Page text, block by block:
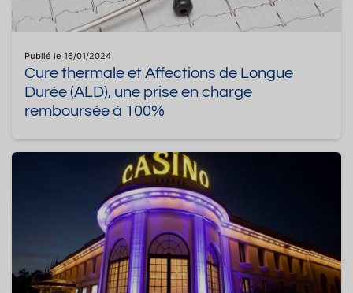
Publié le 16/01/2024
Cure thermale et Affections de Longue
Durée (ALD), une prise en charge
remboursée à 100%